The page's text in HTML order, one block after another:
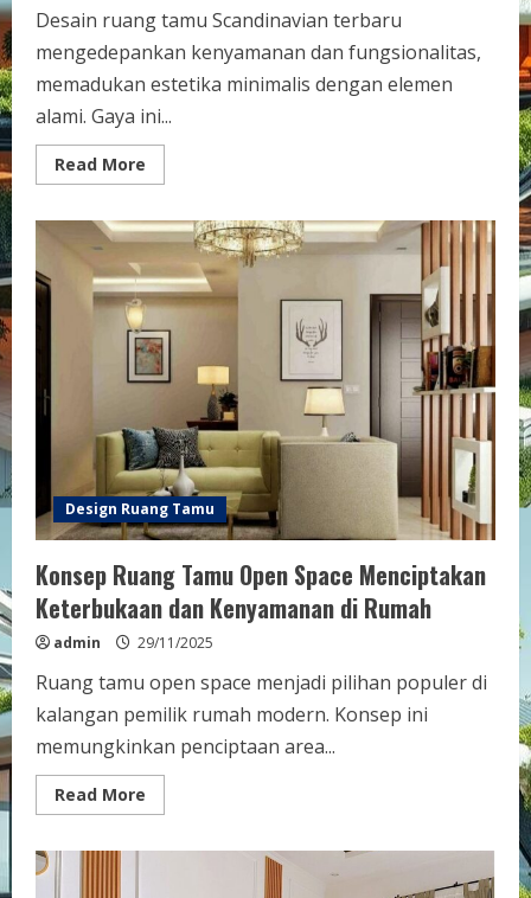
Desain ruang tamu Scandinavian terbaru
mengedepankan kenyamanan dan fungsionalitas,
memadukan estetika minimalis dengan elemen
alami. Gaya ini...
Read More
more
Ruang
Tamu
Scandinavian
Terbaru
Ide
Segar
untuk
Hunian
Modern
Design Ruang Tamu
Konsep Ruang Tamu Open Space Menciptakan
Keterbukaan dan Kenyamanan di Rumah
admin 29/11/2025
Ruang tamu open space menjadi pilihan populer di
kalangan pemilik rumah modern. Konsep ini
memungkinkan penciptaan area...
Read More
more